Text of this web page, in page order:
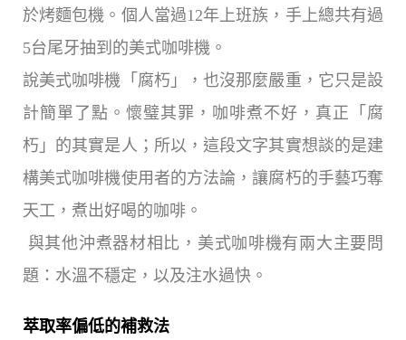
於烤麵包機。個人當過12年上班族，手上總共有過
5台尾牙抽到的美式咖啡機。
說美式咖啡機「腐朽」，也沒那麼嚴重，它只是設
計簡單了點。懷璧其罪，咖啡煮不好，真正「腐
朽」的其實是人；所以，這段文字其實想談的是建
構美式咖啡機使用者的方法論，讓腐朽的手藝巧奪
天工，煮出好喝的咖啡。
與其他沖煮器材相比，美式咖啡機有兩大主要問
題：水溫不穩定，以及注水過快。
萃取率偏低的補救法